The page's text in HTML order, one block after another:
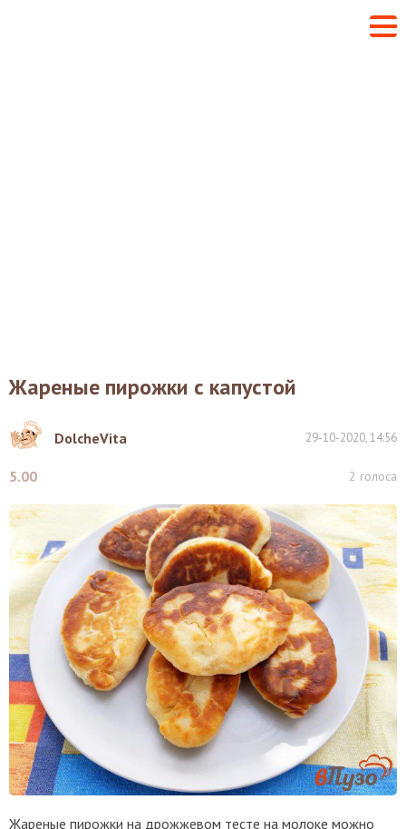
Жареные пирожки с капустой
DolcheVita 29-10-2020, 14:56
5.00 2 голоса
Жареные пирожки на дрожжевом тесте на молоке можно